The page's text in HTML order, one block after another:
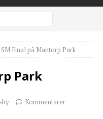
SM Final på Mantorp Park
Park
Kommentarer